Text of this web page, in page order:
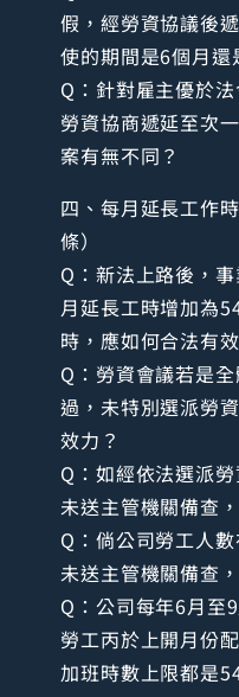
假，經勞資協議後
使的期間是6個月還
Q：針對雇主優於
勞資協商遞延至次
案有無不同？
四、每月延長工作
條）
Q：新法上路後，
月延長工時增加為
時，應如何合法有
Q：勞資會議若是
過，未特別選派勞
效力？
Q：如經依法選派
未送主管機關備查
Q：倘公司勞工人
未送主管機關備查
Q：公司每年6月至
勞工丙於上開月份
加班時數上限都是